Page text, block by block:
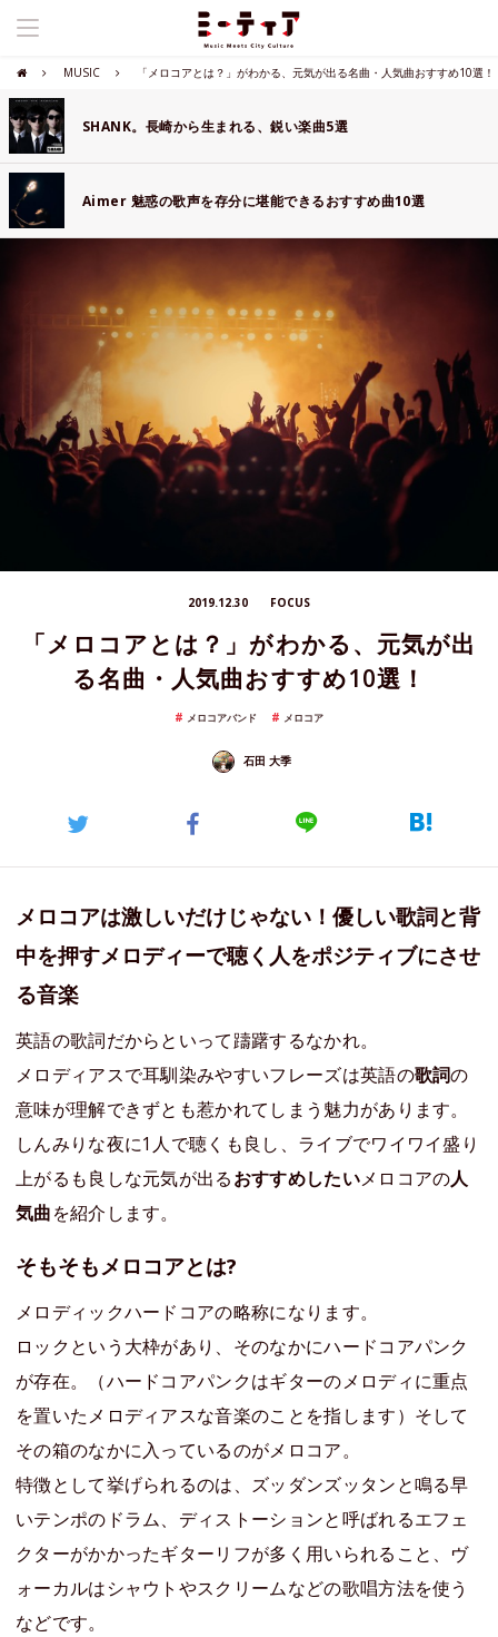
MUSIC 「メロコアとは？」がわかる、元気が出る名曲・人気曲おすすめ10選！
SHANK。長崎から生まれる、鋭い楽曲5選
Aimer 魅惑の歌声を存分に堪能できるおすすめ曲10選
2019.12.30 FOCUS
「メロコアとは？」がわかる、元気が出
る名曲・人気曲おすすめ10選！
メロコアバンド メロコア
石田 大季
メロコアは激しいだけじゃない！優しい歌詞と背
中を押すメロディーで聴く人をポジティブにさせ
る音楽
英語の歌詞だからといって躊躇するなかれ。
メロディアスで耳馴染みやすいフレーズは英語の歌詞の
意味が理解できずとも惹かれてしまう魅力があります。
しんみりな夜に1人で聴くも良し、ライブでワイワイ盛り
上がるも良しな元気が出るおすすめしたいメロコアの人
気曲を紹介します。
そもそもメロコアとは?
メロディックハードコアの略称になります。
ロックという大枠があり、そのなかにハードコアパンク
が存在。（ハードコアパンクはギターのメロディに重点
を置いたメロディアスな音楽のことを指します）そして
その箱のなかに入っているのがメロコア。
特徴として挙げられるのは、ズッダンズッタンと鳴る早
いテンポのドラム、ディストーションと呼ばれるエフェ
クターがかかったギターリフが多く用いられること、ヴ
ォーカルはシャウトやスクリームなどの歌唱方法を使う
などです。